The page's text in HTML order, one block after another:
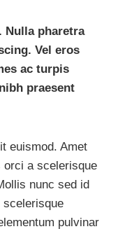
Nulla pharetra
Vel eros
ac turpis
praesent
euismod. Amet
orci a scelerisque
nunc sed id
scelerisque
pulvinar